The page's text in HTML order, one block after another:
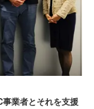
業者とそれを支援